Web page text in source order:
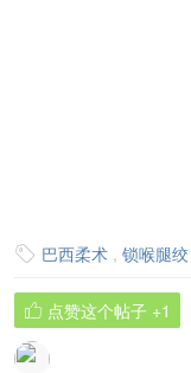
 巴西柔术 , 锁喉腿绞
 点赞这个帖子 +1